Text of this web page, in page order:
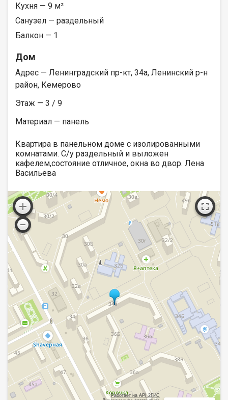
Кухня — 9 м²
Санузел — раздельный
Балкон — 1
Дом
Адрес — Ленинградский пр-кт, 34а, Ленинский р-н
район, Кемерово
Этаж — 3 / 9
Материал — панель
Квартира в панельном доме с изолированными
комнатами. С/у раздельный и выложен
кафелем,состояние отличное, окна во двор. Лена
Васильева
Работает на API 2ГИС